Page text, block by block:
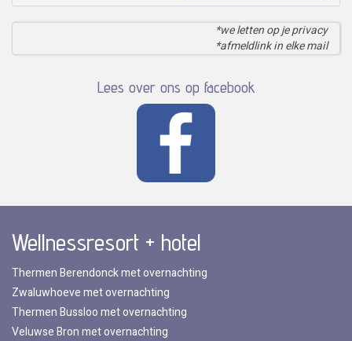
*we letten op je privacy
*afmeldlink in elke mail
Lees over ons op facebook
Wellnessresort + hotel
Thermen Berendonck met overnachting
Zwaluwhoeve met overnachting
Thermen Bussloo met overnachting
Veluwse Bron met overnachting